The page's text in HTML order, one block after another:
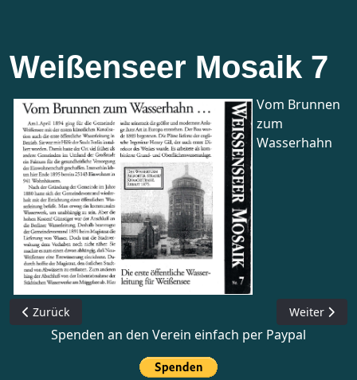
Weißenseer Mosaik 7
Vom Brunnen
zum
Wasserhahn
Vorheriger Beitrag: Weißenseer Mosaik 8
Zurück Nächster
Weiter
Spenden an den Verein einfach per Paypal